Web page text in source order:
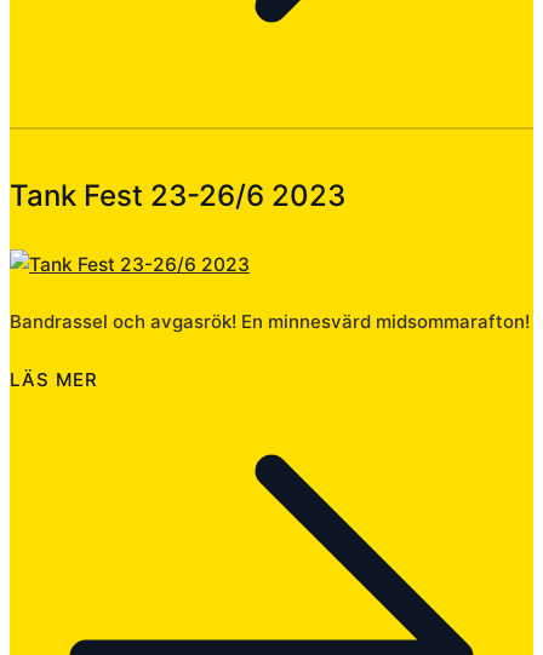
Tank Fest 23-26/6 2023
Bandrassel och avgasrök! En minnesvärd midsommarafton!
LÄS MER